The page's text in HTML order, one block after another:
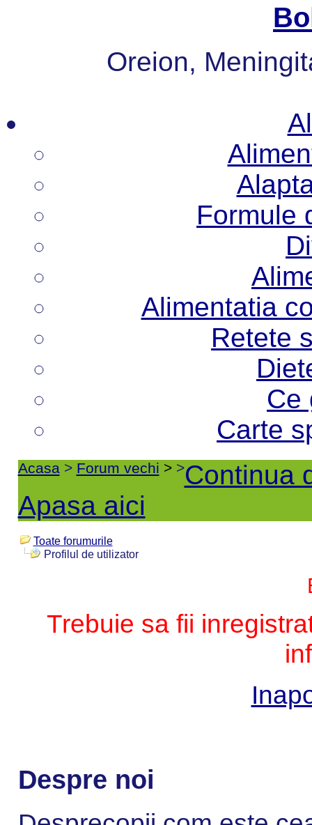
Oreion,
Formule
Alimentatia
Retete
Ce
Carte
Acasa> Forum vechi > >Continua
Apasa aici
Toate forumurile
Profilul de utilizator
Trebuie sa fii
Despre noi